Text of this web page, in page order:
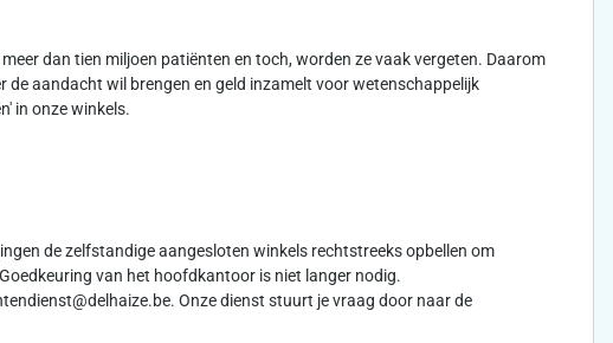
dan tien miljoen patiënten en toch, worden ze vaak vergeten. Daarom
de aandacht wil brengen en geld inzamelt voor wetenschappelijk
in onze winkels.
de zelfstandige aangesloten winkels rechtstreeks opbellen om
van het hoofdkantoor is niet langer nodig.
Onze dienst stuurt je vraag door naar de